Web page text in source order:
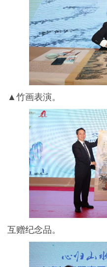
▲竹画表演。
互赠纪念品。